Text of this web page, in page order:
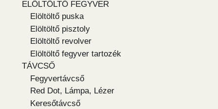
ELÖLTÖLTŐ FEGYVER
Elöltöltő puska
Elöltöltő pisztoly
Elöltöltő revolver
Elöltöltő fegyver tartozék
TÁVCSŐ
Fegyvertávcső
Red Dot, Lámpa, Lézer
Keresőtávcső